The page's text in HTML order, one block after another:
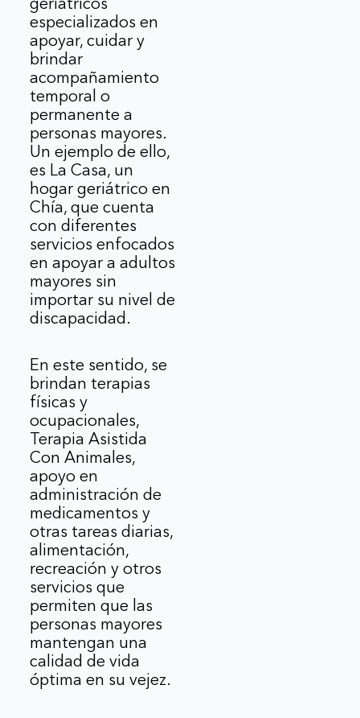
geriátricos
especializados en
apoyar, cuidar y
brindar
acompañamiento
temporal o
permanente a
personas mayores.
Un ejemplo de ello,
es La Casa, un
hogar geriátrico en
Chía, que cuenta
con diferentes
servicios enfocados
en apoyar a adultos
mayores sin
importar su nivel de
discapacidad.
En este sentido, se
brindan terapias
físicas y
ocupacionales,
Terapia Asistida
Con Animales,
apoyo en
administración de
medicamentos y
otras tareas diarias,
alimentación,
recreación y otros
servicios que
permiten que las
personas mayores
mantengan una
calidad de vida
óptima en su vejez.